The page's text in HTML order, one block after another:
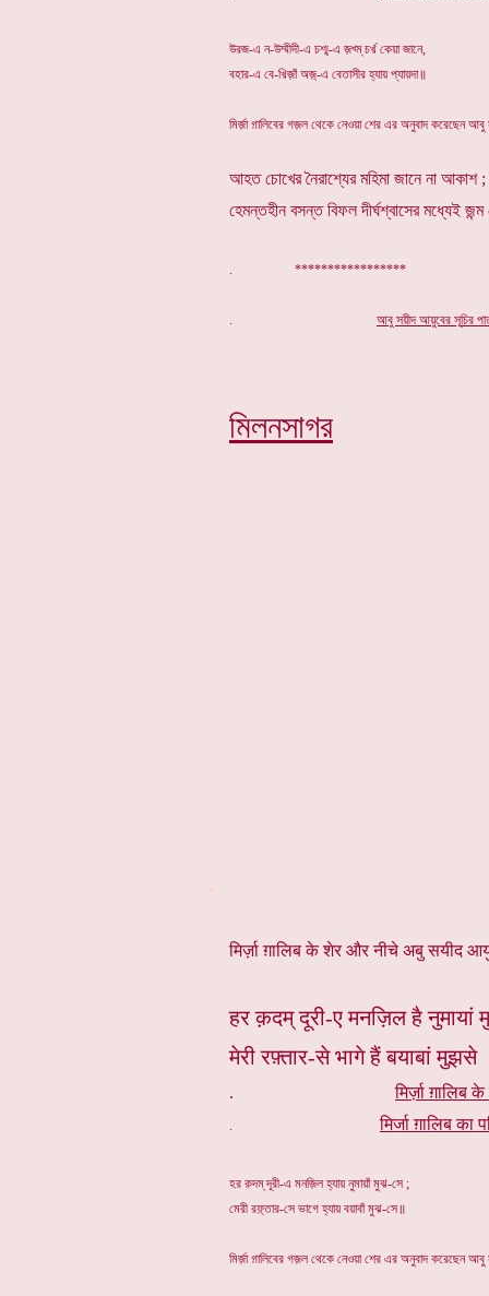
উরজ-এ ন-উম্মীদী-এ চশ্ম্-এ জ়খ্ম্ চর্খ় কেয়া জানে,
বহার-এ বে-খ়িজ়াঁ অজ়্-এ বেতাসীর হ্যায় প্যায়দা॥
মির্জ়া গ়ালিবের গজ়ল থেকে নেওয়া শের এর অনুবাদ করেছেন
আহত চোখের নৈরাশ্যের মহিমা জানে না আকাশ ;
হেমন্তহীন বসন্ত বিফল দীর্ঘশ্বাসের মধ্যেই
. *****************
. আবু সয়ীদ আয়ুবের সূচির
মিলনসাগর
मिर्ज़ा ग़ालिब के शेर और नीचे अबु सयीद
हर क़दम् दूरी-ए मनज़िल है नुमायां
मेरी रफ़्तार-से भागे हैं बयाबां मुझसे
.मिर्ज़ा ग़ालिब
. मिर्जा ग़ालिब का
হর ক়দম্ দূরী-এ মনজ়িল হ্যায় নুমায়াঁ মুঝ-সে ;
মেরী রফ়্তার-সে ভাগে হ্যায় বয়াবাঁ মুঝ-সে॥
মির্জ়া গ়ালিবের গজ়ল থেকে নেওয়া শের এর অনুবাদ করেছেন